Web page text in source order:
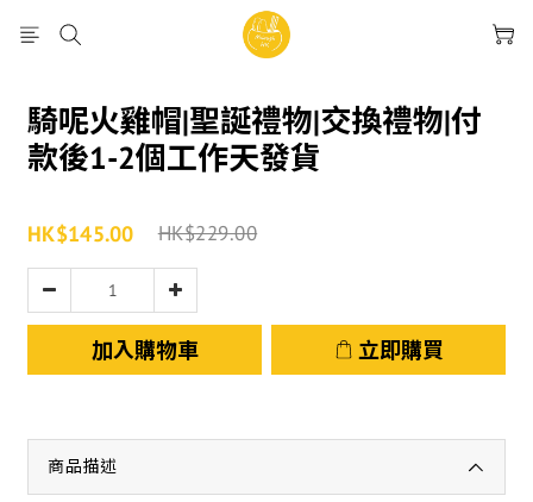
騎呢火雞帽|聖誕禮物|交換禮物|付
款後1-2個工作天發貨
HK$145.00 HK$229.00
加入購物車 立即購買
商品描述